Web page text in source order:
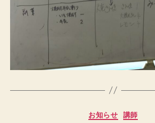
カ
お知らせ 講師